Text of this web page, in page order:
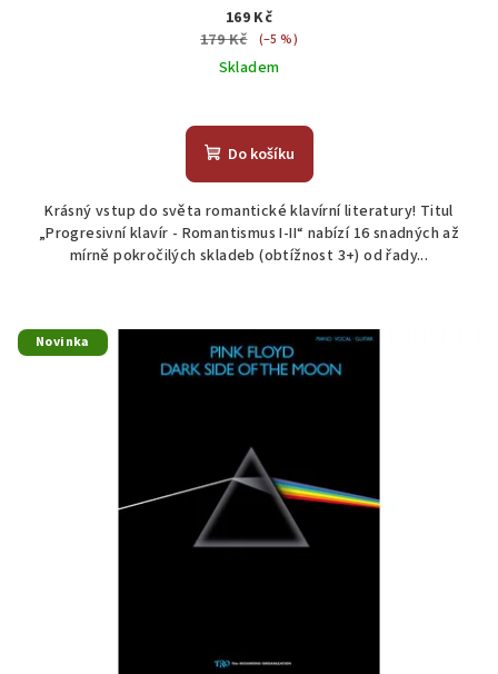
169 Kč
179 Kč
(–5 %)
Skladem
Do košíku
Krásný vstup do světa romantické klavírní literatury! Titul
„Progresivní klavír - Romantismus I-II“ nabízí 16 snadných až
mírně pokročilých skladeb (obtížnost 3+) od řady...
Novinka